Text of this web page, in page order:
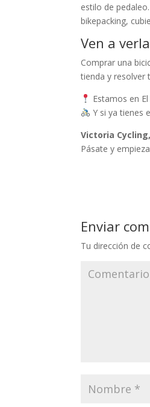
estilo de
bikepacking,
Ven a
Comprar una
tienda y resolver
Estamos en
Y si ya tienes
Victoria
Pásate y
Enviar
Tu dirección de